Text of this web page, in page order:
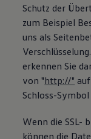
Schutz der
zum Beispiel
uns als
erkennen Sie
von "http://"
Schloss-
Wenn die SSL-
können die